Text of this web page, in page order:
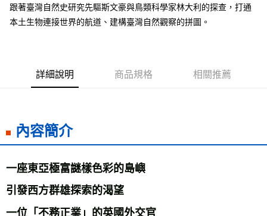
全家取貨付款
每筆NT$50，滿NT$499(含以上)免運費
7-11取貨付款
每筆NT$60，滿NT$799(含以上)免運費
每筆NT$70，滿NT$799(含以上)免運費
離島宅配
每筆NT$200，滿NT$99,999(含以上)免運費
跟著臺灣自然史研究先驅斯文豪與鳥類科學家林大利的探查，打通
本土生物連接世界的航道、建構臺灣自然觀察的拼圖。
詳細說明 商品規格 相關推薦
內容簡介
一座東亞極富謎樣色彩的島嶼
引發西方群雄探索的渴望
一位「不務正業」的英國外交官